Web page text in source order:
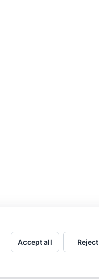
Accept all Reject